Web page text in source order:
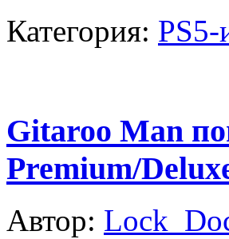
Категория:
Gitaroo Man
Premium/
Автор: